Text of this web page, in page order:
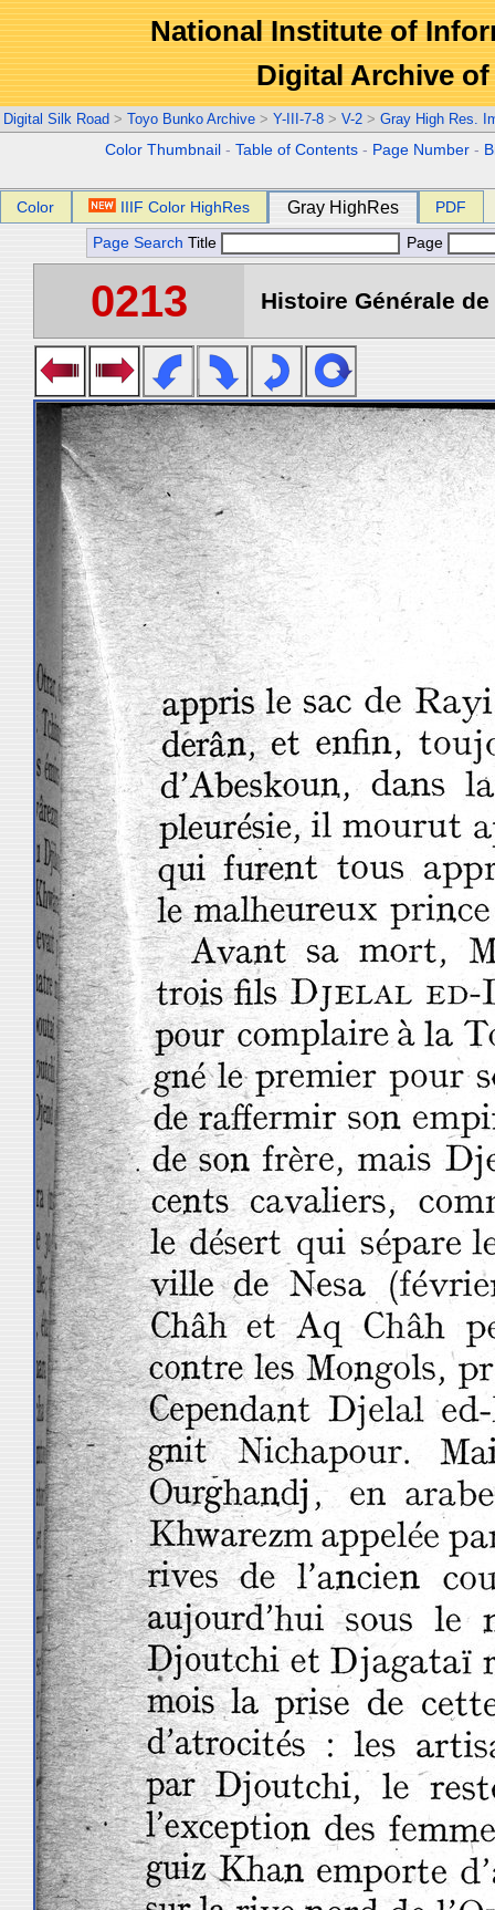
National Institute of
Digital Archive
Digital Silk Road > Toyo Bunko Archive > Y-III-7-8 > V-2 > Gray High Res.
Color Thumbnail -Table of Contents - Page Number -
Color IIIF Color HighRes Gray HighRes PDF
Page Search Title Page
0213 Histoire Générale